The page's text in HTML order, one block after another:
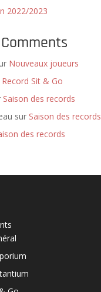
2022/2023
Nouveaux joueurs
Record Sit & Go
Saison des records
sur Saison des records
des records